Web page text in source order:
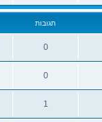
תגובות
0
0
1